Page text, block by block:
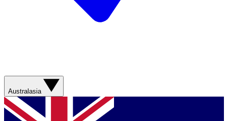
Australasia